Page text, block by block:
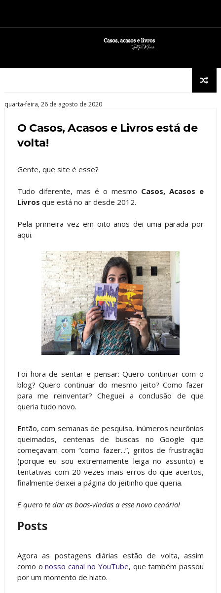
quarta-feira, 26 de agosto de 2020
O Casos, Acasos e Livros está de
volta!
Gente, que site é esse?
Tudo diferente, mas é o mesmo Casos, Acasos e
Livros que está no ar desde 2012.
Pela primeira vez em oito anos dei uma parada por
aqui.
Foi hora de sentar e pensar: Quero continuar com o
blog? Quero continuar do mesmo jeito? Como fazer
para me reinventar? Cheguei a conclusão de que
queria tudo novo.
Então, com semanas de pesquisa, inúmeros neurônios
queimados, centenas de buscas no Google que
começavam com “como fazer...”, gritos de frustração
(porque eu sou extremamente leiga no assunto) e
tentativas com 20 vezes mais erros do que acertos,
finalmente deixei a página do jeitinho que queria.
E quero te dar as boas-vindas a esse novo cenário!
Posts
Agora as postagens diárias estão de volta, assim
como onosso canal no YouTube, que também passou
por um momento de hiato.